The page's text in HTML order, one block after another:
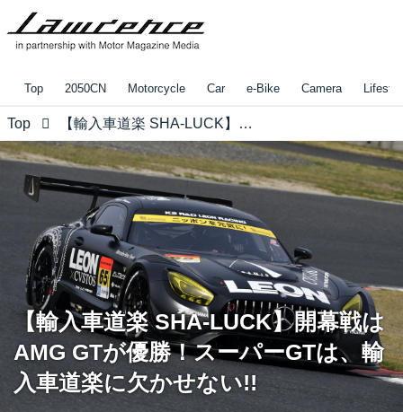
Top 2050CN Motorcycle Car e-Bike Camera
Top 【輸入車道楽 SHA-LUCK】開幕戦はAMG GTが優勝！スーパーGTは、輸入車道楽に欠かせない!!
【輸入車道楽 SHA-LUCK】開幕戦は
AMG GTが優勝！スーパーGTは、輸
入車道楽に欠かせない!!